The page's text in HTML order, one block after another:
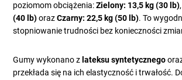
poziomom obciążenia:Zielony: 13,5 kg (30 lb)
(40 lb)orazCzarny: 22,5 kg (50 lb). To
stopniowanie trudności bez konieczności
Gumy wykonano z lateksu syntetycznego
przekłada się na ich elastyczność i trwałość.